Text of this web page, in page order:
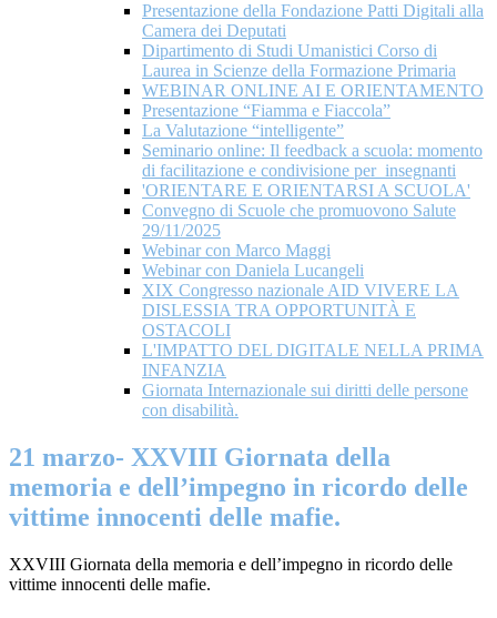
Presentazione della Fondazione Patti Digitali alla
Camera dei Deputati
Dipartimento di Studi Umanistici Corso di
Laurea in Scienze della Formazione Primaria
WEBINAR ONLINE AI E ORIENTAMENTO
Presentazione “Fiamma e Fiaccola”
La Valutazione “intelligente”
Seminario online: Il feedback a scuola: momento
di facilitazione e condivisione per insegnanti
'ORIENTARE E ORIENTARSI A SCUOLA'
Convegno di Scuole che promuovono Salute
29/11/2025
Webinar con Marco Maggi
Webinar con Daniela Lucangeli
XIX Congresso nazionale AID VIVERE LA
DISLESSIA TRA OPPORTUNITÀ E
OSTACOLI
L'IMPATTO DEL DIGITALE NELLA PRIMA
INFANZIA
Giornata Internazionale sui diritti delle persone
con disabilità.
21 marzo- XXVIII Giornata della
memoria e dell’impegno in ricordo delle
vittime innocenti delle mafie.
XXVIII Giornata della memoria e dell’impegno in ricordo delle
vittime innocenti delle mafie.